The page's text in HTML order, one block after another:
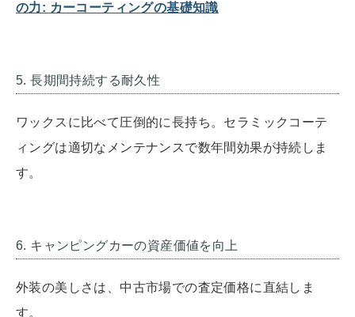
の力: カーコーティングの基礎知識
5. 長期間持続する耐久性
ワックスに比べて圧倒的に長持ち。セラミックコーテ
ィングは適切なメンテナンスで数年間効果が持続しま
す。
6. キャンピングカーの資産価値を向上
外装の美しさは、中古市場での査定価格に直結しま
す。